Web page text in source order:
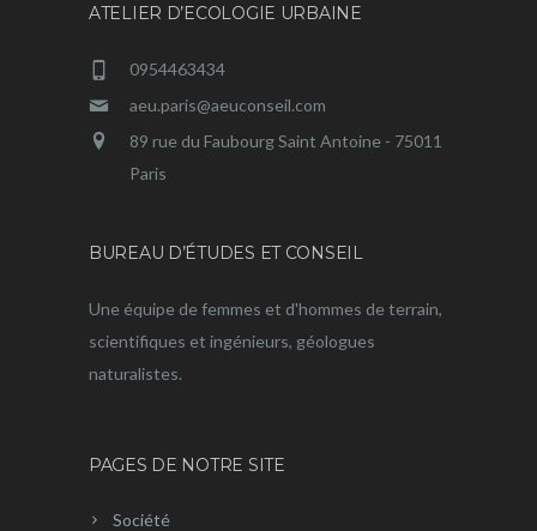
ATELIER D’ECOLOGIE URBAINE
0954463434
aeu.paris@aeuconseil.com
89 rue du Faubourg Saint Antoine - 75011
Paris
BUREAU D’ÉTUDES ET CONSEIL
Une équipe de femmes et d'hommes de terrain,
scientifiques et ingénieurs, géologues
naturalistes.
PAGES DE NOTRE SITE
Société